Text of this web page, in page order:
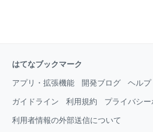
はてなブックマーク
アプリ・拡張機能 開発ブログ ヘルプ
ガイドライン 利用規約 プライバシ
利用者情報の外部送信について